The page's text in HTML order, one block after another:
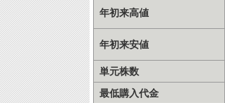
年初来高値
年初来安値
単元株数
最低購入代金